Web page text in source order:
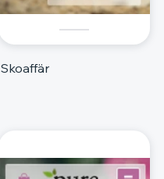
Skoaffär